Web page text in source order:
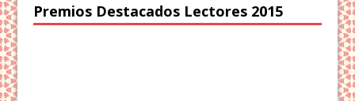
Premios Destacados Lectores 2015